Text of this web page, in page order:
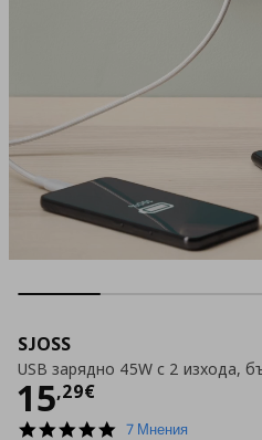
SJOSS
USB зарядно 45W с 2 изхода,
15,29€
Цена
5.0
7 Мнения